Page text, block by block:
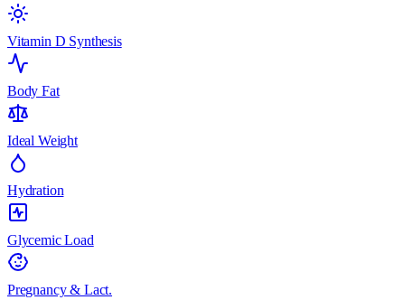
Vitamin D Synthesis
Body Fat
Ideal Weight
Hydration
Glycemic Load
Pregnancy & Lact.